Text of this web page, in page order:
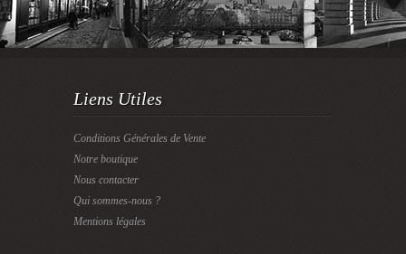
Liens Utiles
Conditions Générales de Vente
Notre boutique
Nous contacter
Qui sommes-nous ?
Mentions légales